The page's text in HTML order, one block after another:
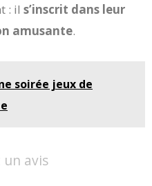
: il s’inscrit dans leur
amusante.
soirée jeux de
un avis